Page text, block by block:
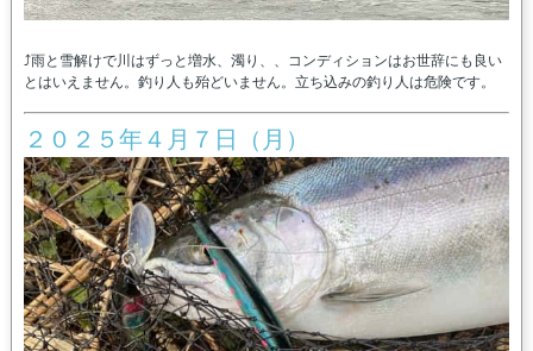
⤴雨と雪解けで川はずっと増水、濁り、、コンディションはお世辞にも良い
とはいえません。釣り人も殆どいません。立ち込みの釣り人は危険です。
２０２５年４月７日（月）